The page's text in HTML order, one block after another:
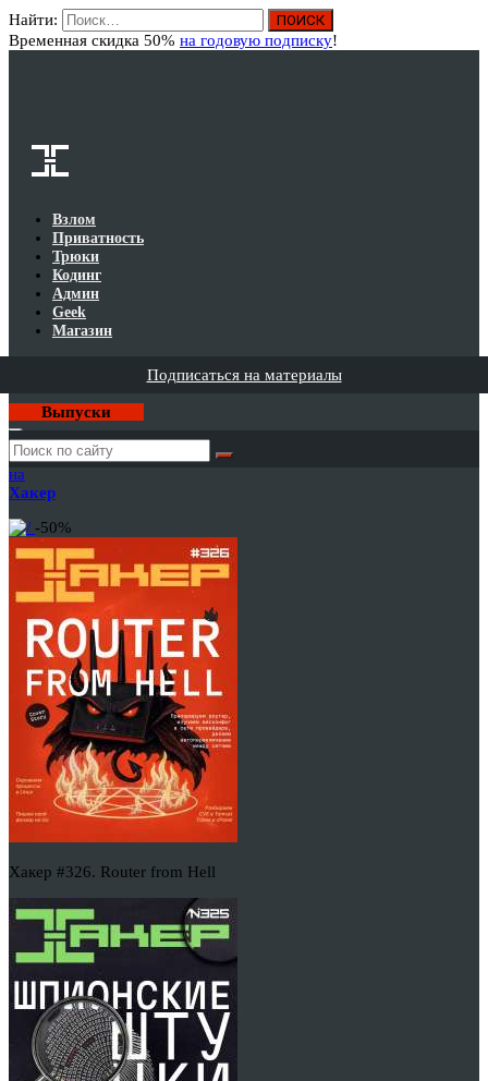
Найти:
Временная скидка 50% на годовую подписку!
Взлом
Приватность
Трюки
Кодинг
Админ
Geek
Магазин
Подписаться на материалы
Выпуски
Годовая
подписка
на
Хакер
-50%
Хакер #326. Router from Hell